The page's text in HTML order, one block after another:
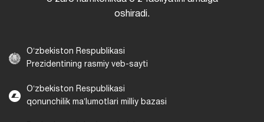
oshiradi.
Oʻzbekiston Respublikasi
Prezidentining rasmiy veb-sayti
Oʻzbekiston Respublikasi
qonunchilik maʼlumotlari milliy bazasi